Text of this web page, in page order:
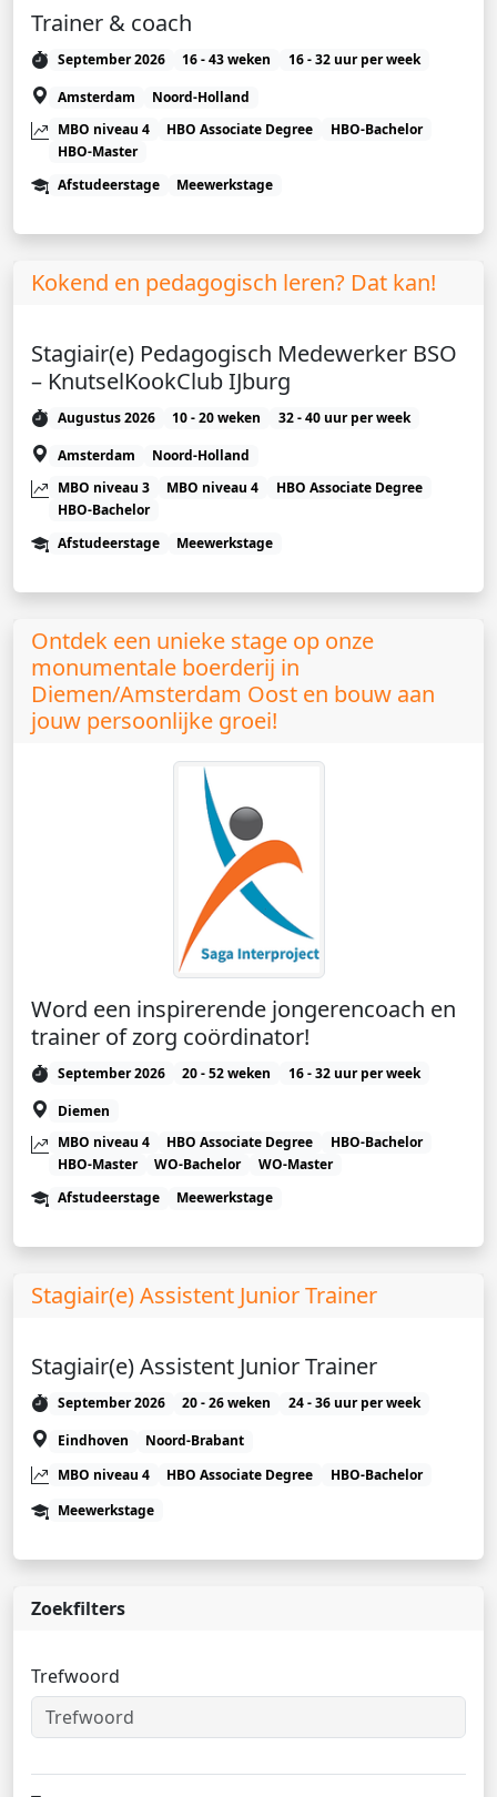
Zoekfilters
Trefwoord
Trainer & coach
September 2026 16 - 43 weken
16 - 32 uur per week
Amsterdam
Noord-Holland
MBO niveau 4
HBO Associate Degree
HBO-Bachelor
HBO-Master
Afstudeerstage
Meewerkstage
Kokend en pedagogisch leren? Dat kan!
Stagiair(e) Pedagogisch Medewerker BSO
– KnutselKookClub IJburg
Augustus 2026 10 - 20 weken
32 - 40 uur per week
Amsterdam
Noord-Holland
MBO niveau 3
MBO niveau 4
HBO Associate Degree
HBO-Bachelor
Afstudeerstage
Meewerkstage
Ontdek een unieke stage op onze
monumentale boerderij in
Diemen/Amsterdam Oost en bouw aan
jouw persoonlijke groei!
Word een inspirerende jongerencoach en
trainer of zorg coördinator!
September 2026 20 - 52 weken
16 - 32 uur per week
Diemen
MBO niveau 4
HBO Associate Degree
HBO-Bachelor
HBO-Master
WO-Bachelor
WO-Master
Afstudeerstage
Meewerkstage
Stagiair(e) Assistent Junior Trainer
Stagiair(e) Assistent Junior Trainer
September 2026 20 - 26 weken
24 - 36 uur per week
Eindhoven
Noord-Brabant
MBO niveau 4
HBO Associate Degree
HBO-Bachelor
Meewerkstage